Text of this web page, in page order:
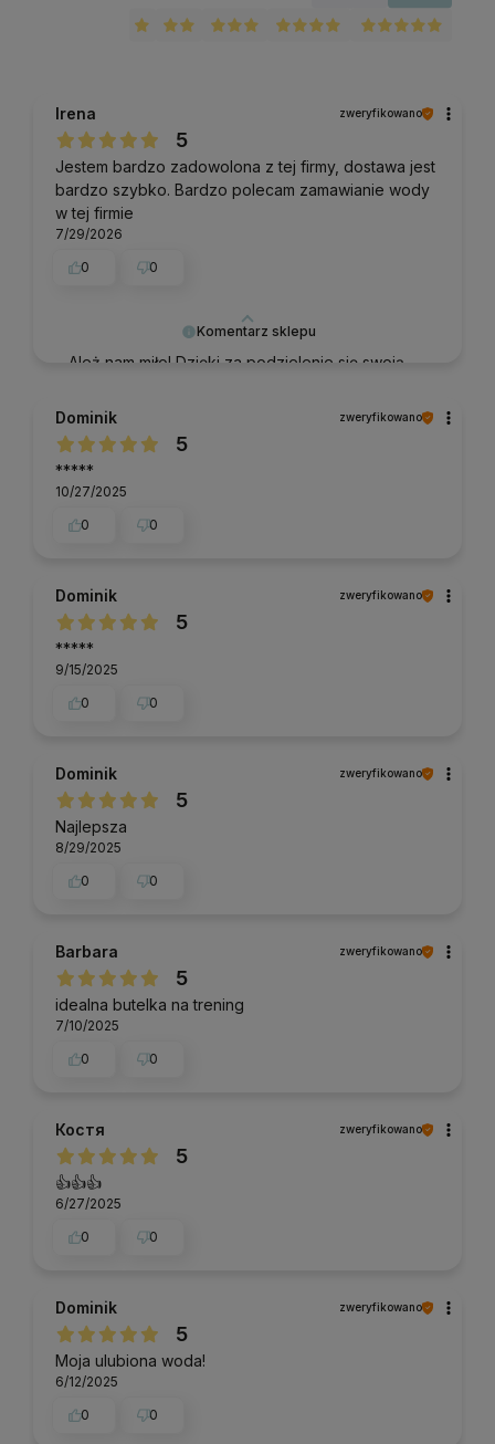
Komentarz sklepu
Ależ nam miło! Dzięki za podzielenie się swoją
Irena zweryfikowano
5
Jestem bardzo zadowolona z tej firmy, dostawa jest
bardzo szybko. Bardzo polecam zamawianie wody
w tej firmie
7/29/2026
0
0
Dominik zweryfikowano
5
*****
10/27/2025
0
0
Dominik zweryfikowano
5
*****
9/15/2025
0
0
Dominik zweryfikowano
5
Najlepsza
8/29/2025
0
0
Barbara zweryfikowano
5
idealna butelka na trening
7/10/2025
0
0
Костя zweryfikowano
5
👍👍👍
6/27/2025
0
0
Dominik zweryfikowano
5
Moja ulubiona woda!
6/12/2025
0
0